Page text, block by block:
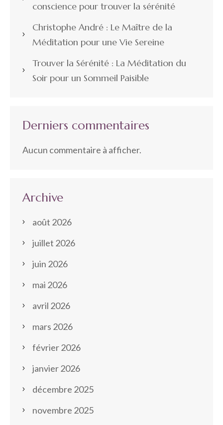
conscience pour trouver la sérénité
Christophe André : Le Maître de la
Méditation pour une Vie Sereine
Trouver la Sérénité : La Méditation du
Soir pour un Sommeil Paisible
Derniers commentaires
Aucun commentaire à afficher.
Archive
août 2026
juillet 2026
juin 2026
mai 2026
avril 2026
mars 2026
février 2026
janvier 2026
décembre 2025
novembre 2025